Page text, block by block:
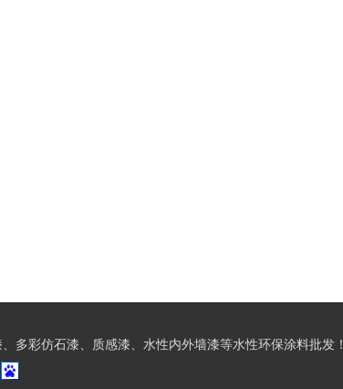
多彩仿石漆、质感漆、水性内外墙漆等水性环保涂料批发！